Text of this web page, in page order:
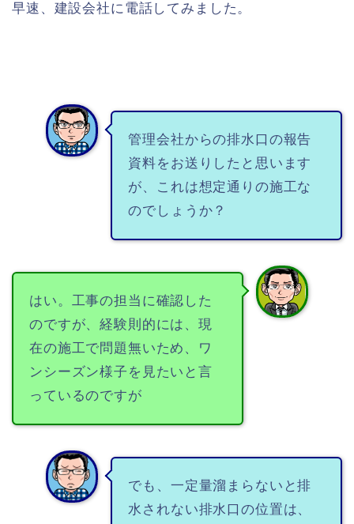
早速、建設会社に電話してみました。
管理会社からの排水口の報告
資料をお送りしたと思います
が、これは想定通りの施工な
のでしょうか？
はい。工事の担当に確認した
のですが、経験則的には、現
在の施工で問題無いため、ワ
ンシーズン様子を見たいと言
っているのですが
でも、一定量溜まらないと排
水されない排水口の位置は、